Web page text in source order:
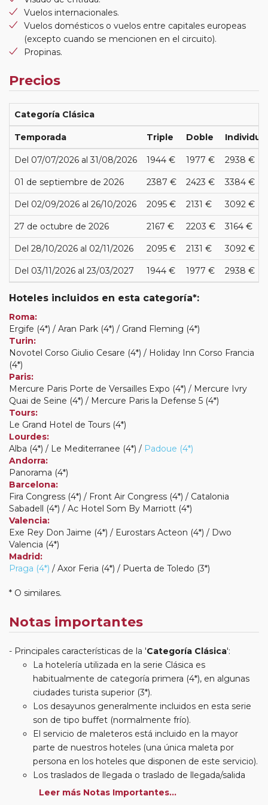
Vuelos internacionales.
Vuelos domésticos o vuelos entre capitales europeas
(excepto cuando se mencionen en el circuito).
Propinas.
Precios
Categoría Clásica
Temporada Triple Doble Individual
Del 07/07/2026 al 31/08/2026 1944 € 1977 € 2938 €
01 de septiembre de 2026 2387 € 2423 € 3384 €
Del 02/09/2026 al 26/10/2026 2095 € 2131 € 3092 €
27 de octubre de 2026 2167 € 2203 € 3164 €
Del 28/10/2026 al 02/11/2026 2095 € 2131 € 3092 €
Del 03/11/2026 al 23/03/2027 1944 € 1977 € 2938 €
Hoteles incluidos en esta categoría*:
Roma:
Ergife (4*) / Aran Park (4*) / Grand Fleming (4*)
Turin:
Novotel Corso Giulio Cesare (4*) / Holiday Inn Corso Francia
(4*)
Paris:
Mercure Paris Porte de Versailles Expo (4*) / Mercure Ivry
Quai de Seine (4*) / Mercure Paris la Defense 5 (4*)
Tours:
Le Grand Hotel de Tours (4*)
Lourdes:
Alba (4*) / Le Mediterranee (4*) / Padoue (4*)
Andorra:
Panorama (4*)
Barcelona:
Fira Congress (4*) / Front Air Congress (4*) / Catalonia
Sabadell (4*) / Ac Hotel Som By Marriott (4*)
Valencia:
Exe Rey Don Jaime (4*) / Eurostars Acteon (4*) / Dwo
Valencia (4*)
Madrid:
Praga (4*) / Axor Feria (4*) / Puerta de Toledo (3*)
* O similares.
Notas importantes
Principales características de la 'Categoría Clásica':
La hotelería utilizada en la serie Clásica es
habitualmente de categoría primera (4*), en algunas
ciudades turista superior (3*).
Los desayunos generalmente incluidos en esta serie
son de tipo buffet (normalmente frío).
El servicio de maleteros está incluido en la mayor
parte de nuestros hoteles (una única maleta por
persona en los hoteles que disponen de este servicio).
Los traslados de llegada o traslado de llegada/salida
estarán incluidos según itinerario.
Leer más Notas Importantes...